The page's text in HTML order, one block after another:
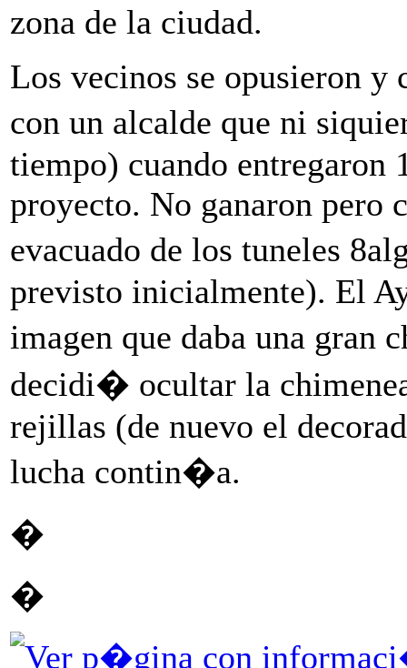
zona de la ciudad.
Los vecinos se opusieron y
con un alcalde que ni
tiempo) cuando entregaron
proyecto. No ganaron pero
evacuado de los tuneles
previsto inicialmente). El
imagen que daba una gran
decidi� ocultar la
rejillas (de nuevo el
lucha contin�a.
�
�
Ver p�gina con